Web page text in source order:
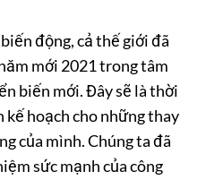
động, cả thế giới đã
mới 2021 trong tâm
biến mới. Đây sẽ là thời
hoạch cho những thay
của mình. Chúng ta đã
sức mạnh của công